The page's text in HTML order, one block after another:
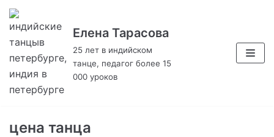
Перейти
к
содержимому
Елена Тарасова
25 лет в индийском
танце, педагог более 15
000 уроков
цена танца